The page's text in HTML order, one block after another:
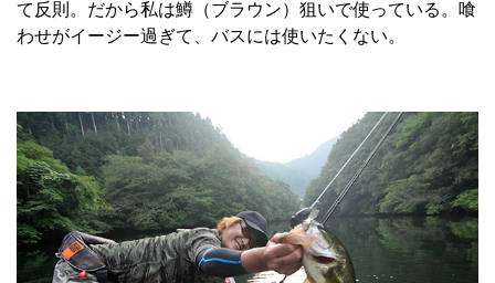
て反則。だから私は鱒（ブラウン）狙いで使っている。喰
わせがイージー過ぎて、バスには使いたくない。